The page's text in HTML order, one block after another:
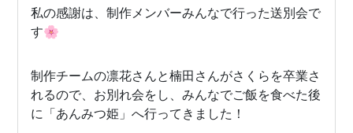
私の感謝は、制作メンバーみんなで行った送別会で
す🌸
制作チームの凛花さんと楠田さんがさくらを卒業さ
れるので、お別れ会をし、みんなでご飯を食べた後
に「あんみつ姫」へ行ってきました！